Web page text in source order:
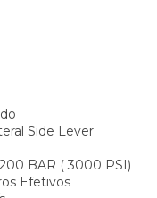
Side Lever
BAR ( 3000 PSI)
Efetivos